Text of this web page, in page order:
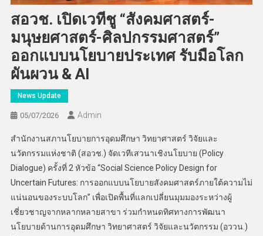
สอวช. เปิดเวทีชู “สังคมศาสตร์-
มนุษยศาสตร์-ศิลปกรรมศาสตร์”
ออกแบบนโยบายประเทศ รับมือโลก
ผันผวน & AI
News Update
05/07/2026 Admin
สำนักงานสภานโยบายการอุดมศึกษา วิทยาศาสตร์ วิจัยและ
นวัตกรรมแห่งชาติ (สอวช.) จัดเวทีเสวนาเชิงนโยบาย (Policy
Dialogue) ครั้งที่ 2 หัวข้อ “Social Science Policy Design for
Uncertain Futures: การออกแบบนโยบายสังคมศาสตร์ภายใต้ความไม่
แน่นอนของระบบโลก” เพื่อเปิดพื้นที่แลกเปลี่ยนมุมมองระหว่างผู้
เชี่ยวชาญจากหลากหลายสาขา ร่วมกำหนดทิศทางการพัฒนา
นโยบายด้านการอุดมศึกษา วิทยาศาสตร์ วิจัยและนวัตกรรม (อววน.)